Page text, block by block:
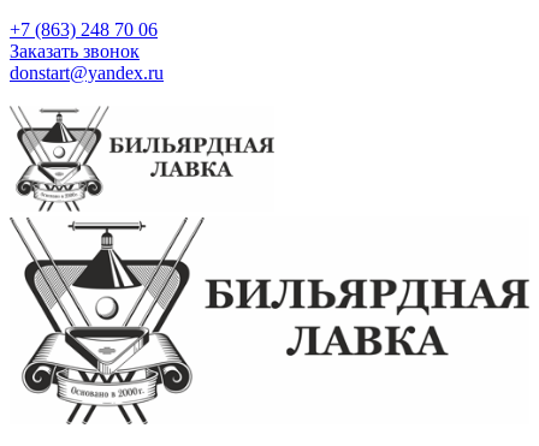
+7 (863) 248 70 06
Заказать звонок
donstart@yandex.ru